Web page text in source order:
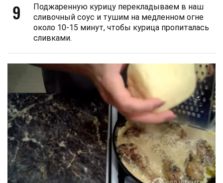
9
Поджаренную курицу перекладываем в наш
сливочный соус и тушим на медленном огне
около 10-15 минут, чтобы курица пропиталась
сливками.